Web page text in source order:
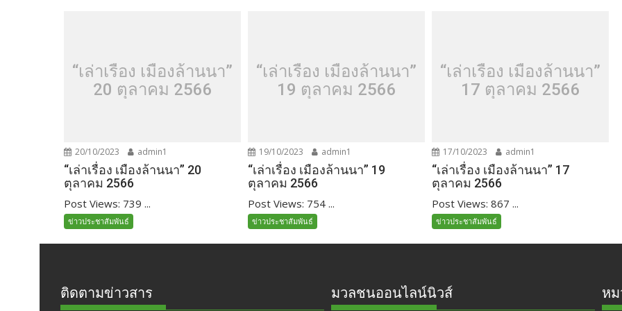
“เล่าเรื่อง เมืองล้านนา”
20 ตุลาคม 2566
20/10/2023 admin1
“เล่าเรื่อง เมืองล้านนา” 20
ตุลาคม 2566
Post Views: 739 ...
ข่าวประชาสัมพันธ์
“เล่าเรื่อง เมืองล้านนา”
19 ตุลาคม 2566
19/10/2023 admin1
“เล่าเรื่อง เมืองล้านนา” 19
ตุลาคม 2566
Post Views: 754 ...
ข่าวประชาสัมพันธ์
“เล่าเรื่อง เมืองล้านนา”
17 ตุลาคม 2566
17/10/2023 admin1
“เล่าเรื่อง เมืองล้านนา” 17
ตุลาคม 2566
Post Views: 867 ...
ข่าวประชาสัมพันธ์
ติดตามข่าวสาร มวลชนออนไลน์นิวส์ ห